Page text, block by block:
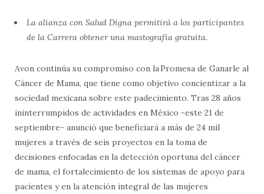
La alianza con Salud Digna permitirá a los participantes
de la Carrera obtener una mastografía gratuita.
Avon continúa su compromiso con la Promesa de Ganarle al
Cáncer de Mama, que tiene como objetivo concientizar a la
sociedad mexicana sobre este padecimiento. Tras 28 años
ininterrumpidos de actividades en México -este 21 de
septiembre- anunció que beneficiará a más de 24 mil
mujeres a través de seis proyectos en la toma de
decisiones enfocadas en la detección oportuna del cáncer
de mama, el fortalecimiento de los sistemas de apoyo para
pacientes y en la atención integral de las mujeres